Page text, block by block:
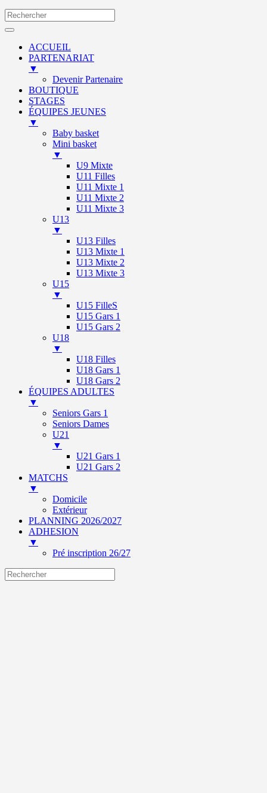
ACCUEIL
PARTENARIAT
▼
Devenir Partenaire
BOUTIQUE
STAGES
ÉQUIPES JEUNES
▼
Baby basket
Mini basket
▼
U9 Mixte
U11 Filles
U11 Mixte 1
U11 Mixte 2
U11 Mixte 3
U13
▼
U13 Filles
U13 Mixte 1
U13 Mixte 2
U13 Mixte 3
U15
▼
U15 FilleS
U15 Gars 1
U15 Gars 2
U18
▼
U18 Filles
U18 Gars 1
U18 Gars 2
ÉQUIPES ADULTES
▼
Seniors Gars 1
Seniors Dames
U21
▼
U21 Gars 1
U21 Gars 2
MATCHS
▼
Domicile
Extérieur
PLANNING 2026/2027
ADHESION
▼
Pré inscription 26/27